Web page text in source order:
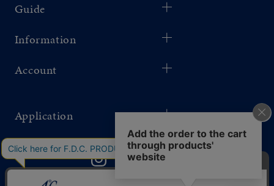
Guide
Information
Account
Application